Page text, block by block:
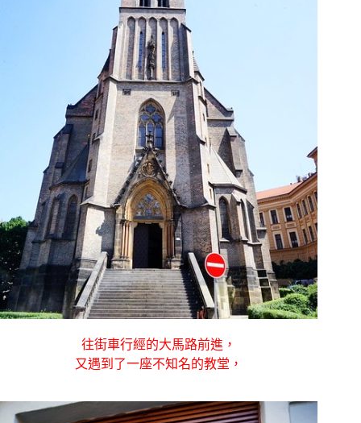
往街車行經的大馬路前進，
又遇到了一座不知名的教堂，